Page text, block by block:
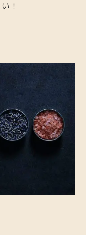
！